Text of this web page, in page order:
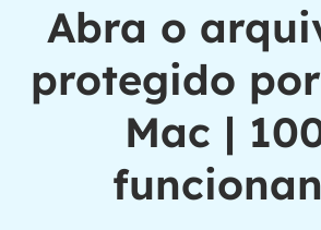
Abra o
protegido
Mac |